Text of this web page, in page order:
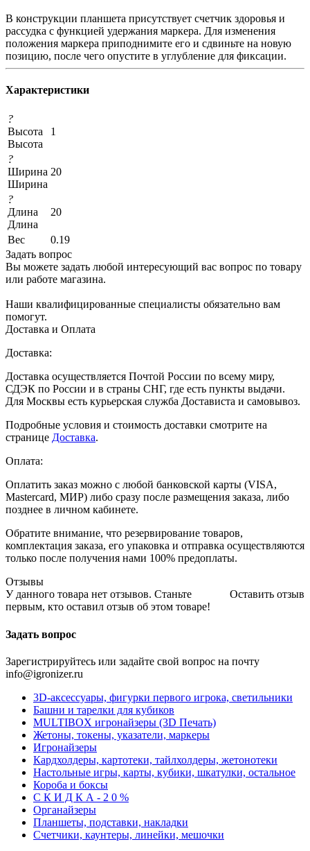
В конструкции планшета присутствует счетчик здоровья и
рассудка с функцией удержания маркера. Для изменения
положения маркера приподнимите его и сдвиньте на новую
позицию, после чего опустите в углубление для фиксации.
Характеристики
?
Высота
Высота
1
?
Ширина
Ширина
20
?
Длина
Длина
20
Вес
0.19
Задать вопрос
Вы можете задать любой интересующий вас вопрос по товару
или работе магазина.
Наши квалифицированные специалисты обязательно вам
помогут.
Доставка и Оплата
Доставка:
Доставка осуществляется Почтой России по всему миру,
СДЭК по России и в страны СНГ, где есть пункты выдачи.
Для Москвы есть курьерская служба Достависта и самовывоз.
Подробные условия и стоимость доставки смотрите на
странице Доставка.
Оплата:
Оплатить заказ можно с любой банковской карты (VISA,
Mastercard, МИР) либо сразу после размещения заказа, либо
позднее в личном кабинете.
Обратите внимание, что резервирование товаров,
комплектация заказа, его упаковка и отправка осуществляются
только после получения нами 100% предоплаты.
Отзывы
Оставить отзыв
У данного товара нет отзывов. Станьте
первым, кто оставил отзыв об этом товаре!
Задать вопрос
Зарегистрируйтесь или задайте свой вопрос на почту
info@igronizer.ru
3D-аксессуары, фигурки первого игрока, светильники
Башни и тарелки для кубиков
MULTIBOX игронайзеры (3D Печать)
Жетоны, токены, указатели, маркеры
Игронайзеры
Кардхолдеры, картотеки, тайлхолдеры, жетонотеки
Настольные игры, карты, кубики, шкатулки, остальное
Короба и боксы
С К И Д К А - 2 0 %
Органайзеры
Планшеты, подставки, накладки
Счетчики, каунтеры, линейки, мешочки